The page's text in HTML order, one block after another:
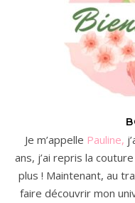
Je m’appelle Pauline,
ans, j’ai repris la
plus ! Maintenant, au
faire découvrir mon